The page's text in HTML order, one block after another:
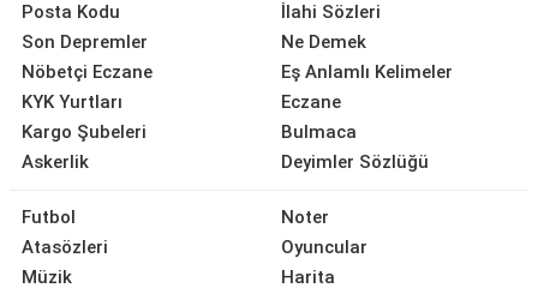
Posta Kodu
Son Depremler
Nöbetçi Eczane
KYK Yurtları
Kargo Şubeleri
Askerlik
İlahi Sözleri
Ne Demek
Eş Anlamlı Kelimeler
Eczane
Bulmaca
Deyimler Sözlüğü
Futbol
Atasözleri
Müzik
Noter
Oyuncular
Harita